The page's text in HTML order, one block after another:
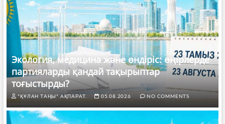
Экология, медицина және өндіріс: өңірлерде
партияларды қандай тақырыптар
тоғыстырды?
"ҚҰЛАН ТАҢЫ" АҚПАРАТ. 05.08.2026 NO COMMENTS